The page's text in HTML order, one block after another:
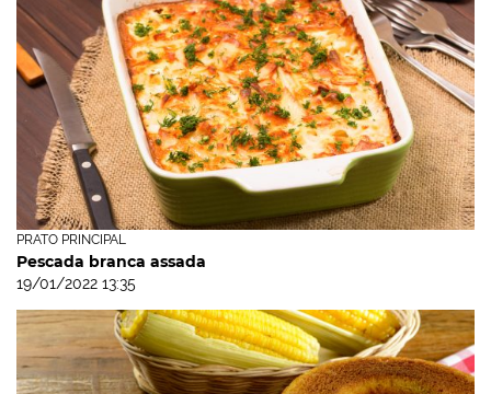
PRATO PRINCIPAL
Pescada branca assada
19/01/2022 13:35